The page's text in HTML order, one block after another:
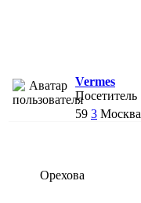
Vermes
Посетитель
59 3 Москва
Орехова